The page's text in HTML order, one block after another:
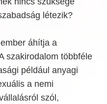
létezik?
áhítja a
szakirodalom többféle
például anyagi
a nemi
szól,